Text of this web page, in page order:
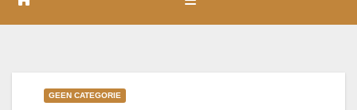
GEEN CATEGORIE